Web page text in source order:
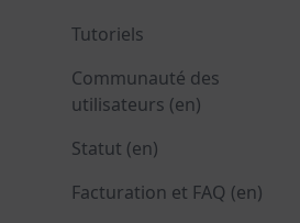
Tutoriels
Communauté des
utilisateurs (en)
Statut (en)
Facturation et FAQ (en)